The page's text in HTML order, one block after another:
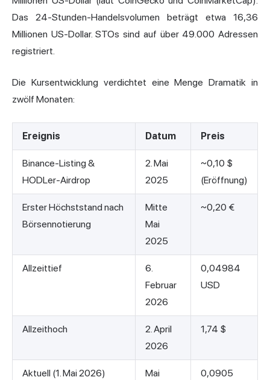
Das 24-Stunden-Handelsvolumen beträgt etwa 16,36
Millionen US-Dollar. STOs sind auf über 49.000 Adressen
registriert.
Die Kursentwicklung verdichtet eine Menge Dramatik in
zwölf Monaten:
Ereignis Datum Preis
Binance-Listing &
HODLer-Airdrop
2. Mai
2025
~0,10 $
(Eröffnung)
Erster Höchststand nach
Börsennotierung
Mitte
Mai
2025
~0,20 €
Allzeittief
6.
Februar
2026
0,04984
USD
Allzeithoch
2. April
2026
1,74 $
Aktuell (1. Mai 2026)
Mai
0,0905